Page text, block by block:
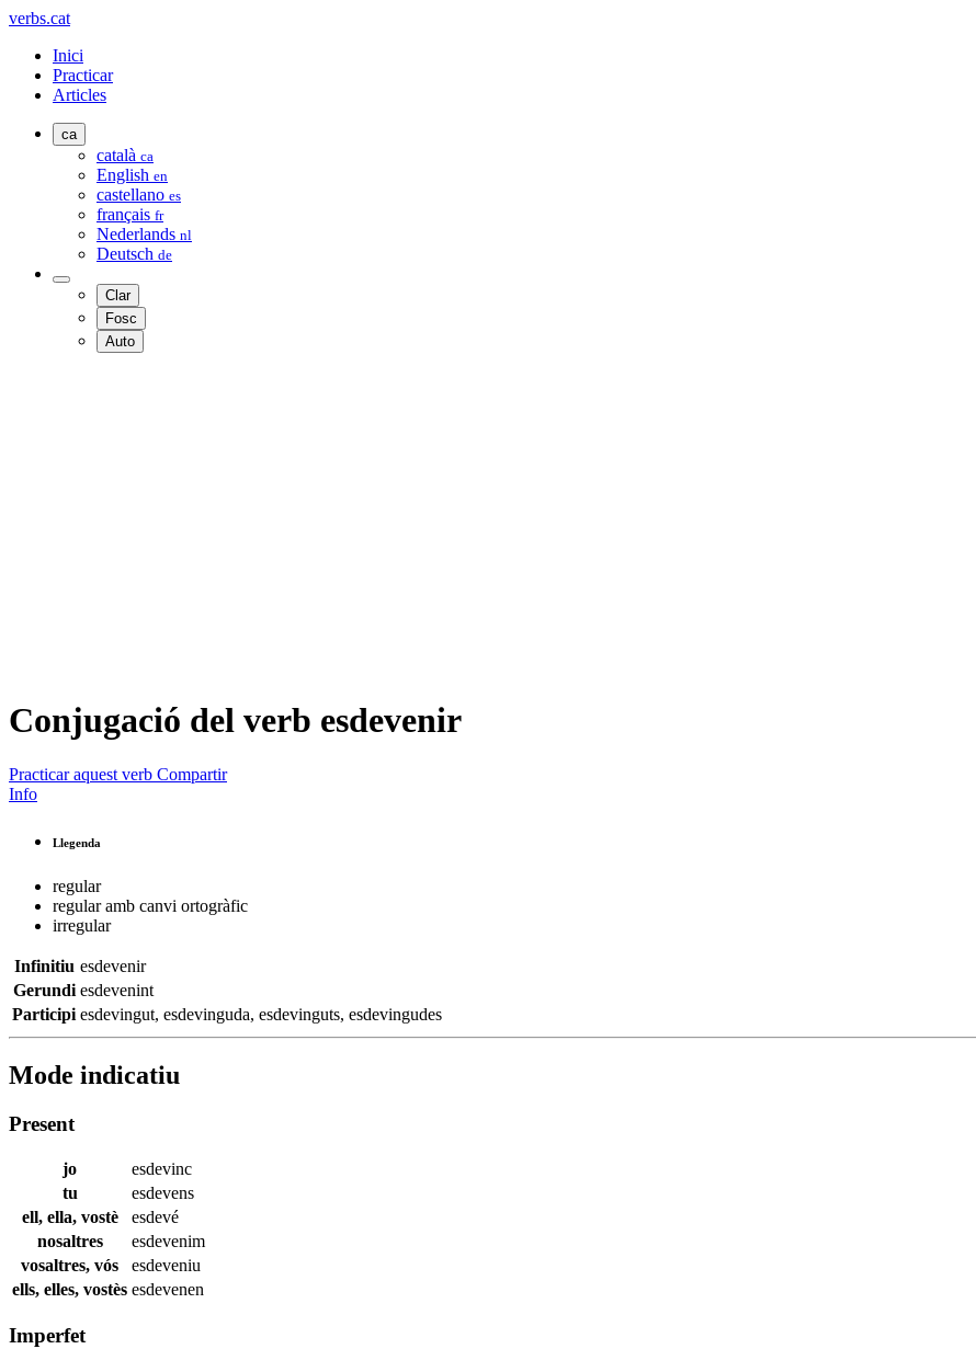
verbs.cat
Inici
Practicar
Articles
ca
català ca
English en
castellano es
français fr
Nederlands nl
Deutsch de
Clar
Fosc
Auto
Conjugació del verb esdevenir
Practicar aquest verb Compartir
Info
Llegenda
regular
regular amb canvi ortogràfic
irregular
Infinitiu esdevenir
Gerundi esdevenint
Participi esdevingut, esdevinguda, esdevinguts, esdevingudes
Mode indicatiu
Present
jo
esdevinc
tu
esdevens
ell, ella, vostè
esdevé
nosaltres
esdevenim
vosaltres, vós
esdeveniu
ells, elles, vostès esdevenen
Imperfet